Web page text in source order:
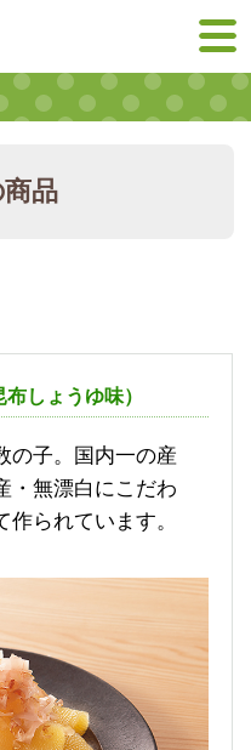
品
しょうゆ味）
の子。国内一の産
・無漂白にこだわ
られています。